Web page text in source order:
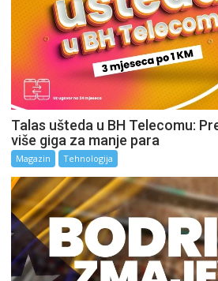
Talas ušteda u BH Telecomu:
više giga za manje para
Magazin Tehnologija